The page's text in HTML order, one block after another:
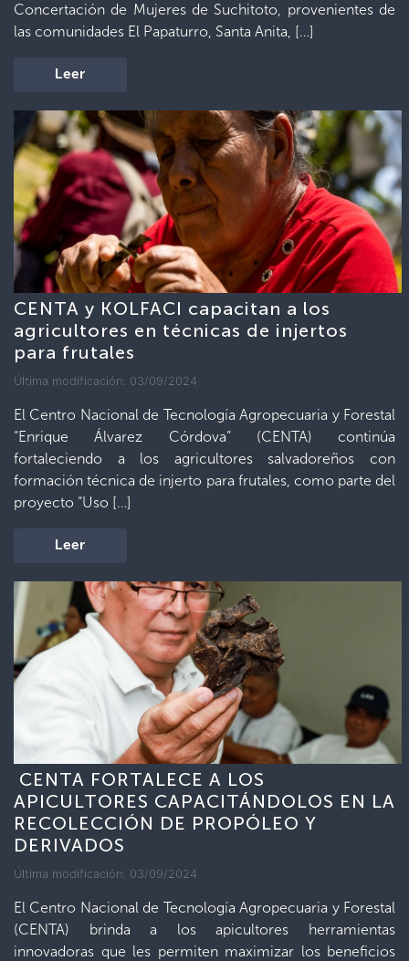
Concertación de Mujeres de Suchitoto, provenientes de
las comunidades El Papaturro, Santa Anita, […]
Leer
CENTA y KOLFACI capacitan a los
agricultores en técnicas de injertos
para frutales
Última modificación: 03/09/2024
El Centro Nacional de Tecnología Agropecuaria y Forestal
“Enrique Álvarez Córdova” (CENTA) continúa
fortaleciendo a los agricultores salvadoreños con
formación técnica de injerto para frutales, como parte del
proyecto “Uso […]
Leer
CENTA FORTALECE A LOS
APICULTORES CAPACITÁNDOLOS EN LA
RECOLECCIÓN DE PROPÓLEO Y
DERIVADOS
Última modificación: 03/09/2024
El Centro Nacional de Tecnología Agropecuaria y Forestal
(CENTA) brinda a los apicultores herramientas
innovadoras que les permiten maximizar los beneficios